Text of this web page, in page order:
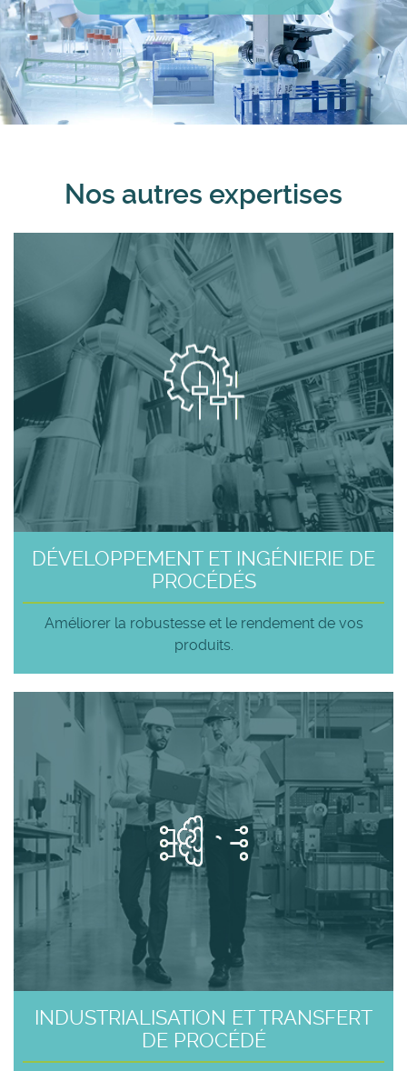
Nos autres expertises
DÉVELOPPEMENT ET INGÉNIERIE DE
PROCÉDÉS
Améliorer la robustesse et le rendement de vos
produits.
INDUSTRIALISATION ET TRANSFERT
DE PROCÉDÉ